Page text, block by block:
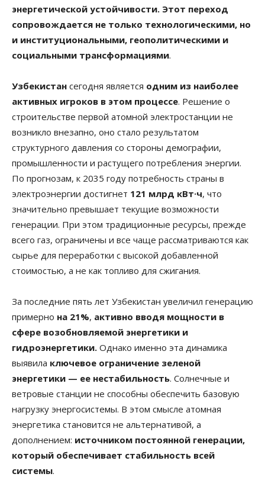
энергетической устойчивости. Этот переход
сопровождается не только технологическими, но
и институциональными, геополитическими и
социальными трансформациями.
Узбекистан сегодня является одним из наиболее
активных игроков в этом процессе. Решение о
строительстве первой атомной электростанции не
возникло внезапно, оно стало результатом
структурного давления со стороны демографии,
промышленности и растущего потребления энергии.
По прогнозам, к 2035 году потребность страны в
электроэнергии достигнет 121 млрд кВт·ч, что
значительно превышает текущие возможности
генерации. При этом традиционные ресурсы, прежде
всего газ, ограничены и все чаще рассматриваются как
сырье для переработки с высокой добавленной
стоимостью, а не как топливо для сжигания.
За последние пять лет Узбекистан увеличил генерацию
примерно на 21%, активно вводя мощности в
сфере возобновляемой энергетики и
гидроэнергетики. Однако именно эта динамика
выявила ключевое ограничение зеленой
энергетики — ее нестабильность. Солнечные и
ветровые станции не способны обеспечить базовую
нагрузку энергосистемы. В этом смысле атомная
энергетика становится не альтернативой, а
дополнением: источником постоянной генерации,
который обеспечивает стабильность всей
системы.